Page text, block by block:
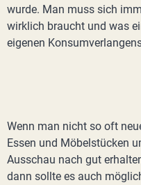
wurde. Man muss sich
wirklich braucht und was
eigenen
Wenn man nicht so oft
Essen und Möbelstücken
Ausschau nach gut
dann sollte es auch